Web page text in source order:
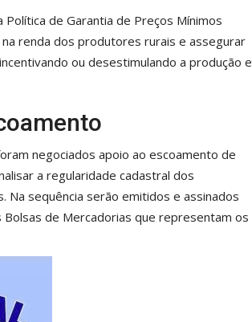
de Garantia de Preços Mínimos
renda dos produtores rurais e assegurar
ou desestimulando a produção e
negociados apoio ao escoamento de
a regularidade cadastral dos
sequência serão emitidos e assinados
de Mercadorias que representam os